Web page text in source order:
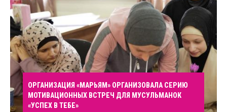
ОРГАНИЗАЦИЯ «МАРЬЯМ» ОРГАНИЗОВАЛА СЕРИЮ
МОТИВАЦИОННЫХ ВСТРЕЧ ДЛЯ МУСУЛЬМАНОК
«УСПЕХ В ТЕБЕ»